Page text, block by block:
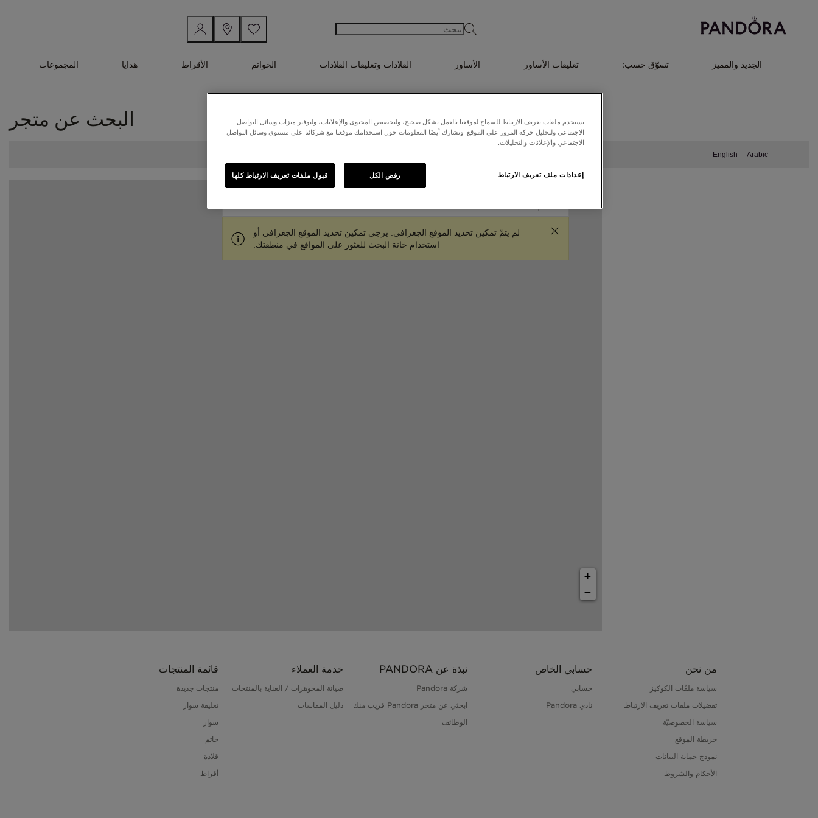
الجديد والمميز تسوّق حسب: تعليقات الأساور الأساور القلادات وتعليقات القلادات الخواتم الأقراط هدايا المجموعات
البحث عن متجر
Arabic
English
+
−
لم يتمّ تمكين تحديد الموقع الجغرافي. يرجى تمكين تحديد الموقع الجغرافي أو
استخدام خانة البحث للعثور على المواقع في منطقتك.
من نحن
سياسة ملفّات الكوكيز
تفضيلات ملفات تعريف الارتباط
سياسة الخصوصيّة
خريطة الموقع
نموذج حماية البيانات
الأحكام والشروط
حسابي الخاص
حسابي
نادي Pandora
نبذة عن PANDORA
شركة Pandora
ابحثي عن متجر Pandora قريب منك
الوظائف
خدمة العملاء
صيانة المجوهرات / العناية بالمنتجات
دليل المقاسات
قائمة المنتجات
منتجات جديدة
تعليقة سوار
سوار
خاتم
قلادة
أقراط
نستخدم ملفات تعريف الارتباط للسماح لموقعنا بالعمل بشكل صحيح، ولتخصيص المحتوى والإعلانات، ولتوفير ميزات وسائل التواصل
الاجتماعي ولتحليل حركة المرور على الموقع. ونشارك أيضًا المعلومات حول استخدامك موقعنا مع شركائنا على مستوى وسائل التواصل
الاجتماعي والإعلانات والتحليلات.
إعدادات ملف تعريف الارتباط رفض الكل قبول ملفات تعريف الارتباط كلها